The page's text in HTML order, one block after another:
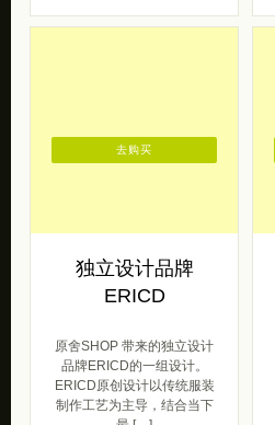
独立设计品牌
ERICD
原舍SHOP 带来的独立设计
品牌ERICD的一组设计。
ERICD原创设计以传统服装
制作工艺为主导，结合当下
去购买